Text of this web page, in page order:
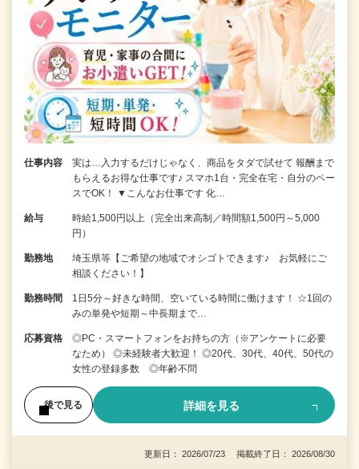
仕事内容
実は…入力するだけじゃなく、商品をタダで試せて 報酬まで
もらえるお得な仕事です♪ スマホ1台・完全在宅・自分のペー
スでOK！ ▼こんなお仕事です 化…
給与
時給1,500円以上（完全出来高制／時間額1,500円～5,000
円）
勤務地
埼玉県等【ご希望の地域でオシゴトできます♪ お気軽にご
相談ください！】
勤務時間
1日5分～好きな時間、空いている時間に働けます！ ☆1回の
みの単発や短期～中長期まで…
応募資格
◎PC・スマートフォンをお持ちの方（※アンケートに必要
なため） ◎未経験者大歓迎！ ◎20代、30代、40代、50代の
女性の登録多数 ◎年齢不問
後で見る 詳細を見る
更新日： 2026/07/23 掲載終了日： 2026/08/30